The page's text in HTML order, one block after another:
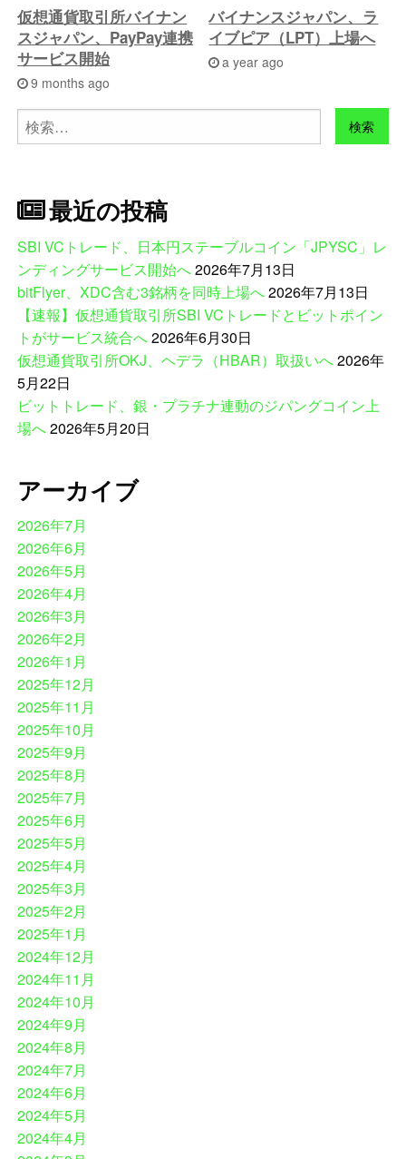
仮想通貨取引所バイナン
スジャパン、PayPay連携
サービス開始
9 months ago
バイナンスジャパン、ラ
イブピア（LPT）上場へ
a year ago
検
索:
最近の投稿
SBI VCトレード、日本円ステーブルコイン「JPYSC」レ
ンディングサービス開始へ2026年7月13日
bitFlyer、XDC含む3銘柄を同時上場へ2026年7月13日
【速報】仮想通貨取引所SBI VCトレードとビットポイン
トがサービス統合へ2026年6月30日
仮想通貨取引所OKJ、ヘデラ（HBAR）取扱いへ2026年
5月22日
ビットトレード、銀・プラチナ連動のジパングコイン上
場へ2026年5月20日
アーカイブ
2026年7月
2026年6月
2026年5月
2026年4月
2026年3月
2026年2月
2026年1月
2025年12月
2025年11月
2025年10月
2025年9月
2025年8月
2025年7月
2025年6月
2025年5月
2025年4月
2025年3月
2025年2月
2025年1月
2024年12月
2024年11月
2024年10月
2024年9月
2024年8月
2024年7月
2024年6月
2024年5月
2024年4月